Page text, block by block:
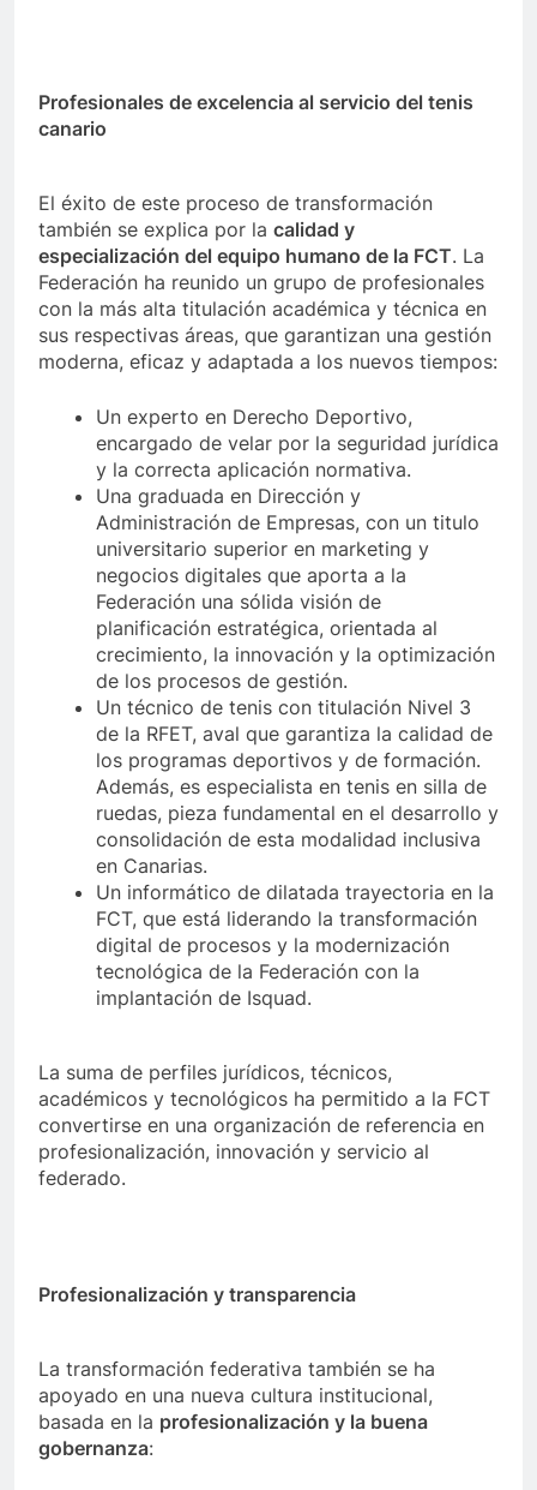
Profesionales de excelencia al servicio del tenis
canario
El éxito de este proceso de transformación
también se explica por la calidad y
especialización del equipo humano de la FCT. La
Federación ha reunido un grupo de profesionales
con la más alta titulación académica y técnica en
sus respectivas áreas, que garantizan una gestión
moderna, eficaz y adaptada a los nuevos tiempos:
Un experto en Derecho Deportivo,
encargado de velar por la seguridad jurídica
y la correcta aplicación normativa.
Una graduada en Dirección y
Administración de Empresas, con un titulo
universitario superior en marketing y
negocios digitales que aporta a la
Federación una sólida visión de
planificación estratégica, orientada al
crecimiento, la innovación y la optimización
de los procesos de gestión.
Un técnico de tenis con titulación Nivel 3
de la RFET, aval que garantiza la calidad de
los programas deportivos y de formación.
Además, es especialista en tenis en silla de
ruedas, pieza fundamental en el desarrollo y
consolidación de esta modalidad inclusiva
en Canarias.
Un informático de dilatada trayectoria en la
FCT, que está liderando la transformación
digital de procesos y la modernización
tecnológica de la Federación con la
implantación de Isquad.
La suma de perfiles jurídicos, técnicos,
académicos y tecnológicos ha permitido a la FCT
convertirse en una organización de referencia en
profesionalización, innovación y servicio al
federado.
Profesionalización y transparencia
La transformación federativa también se ha
apoyado en una nueva cultura institucional,
basada en la profesionalización y la buena
gobernanza: